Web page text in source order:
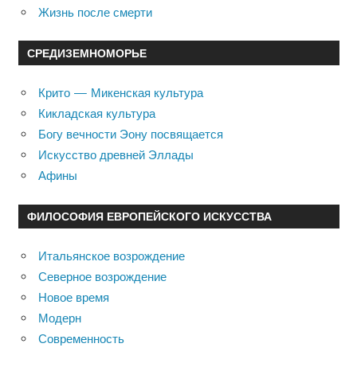
Жизнь после смерти
СРЕДИЗЕМНОМОРЬЕ
Крито — Микенская культура
Кикладская культура
Богу вечности Эону посвящается
Искусство древней Эллады
Афины
ФИЛОСОФИЯ ЕВРОПЕЙСКОГО ИСКУССТВА
Итальянское возрождение
Северное возрождение
Новое время
Модерн
Современность